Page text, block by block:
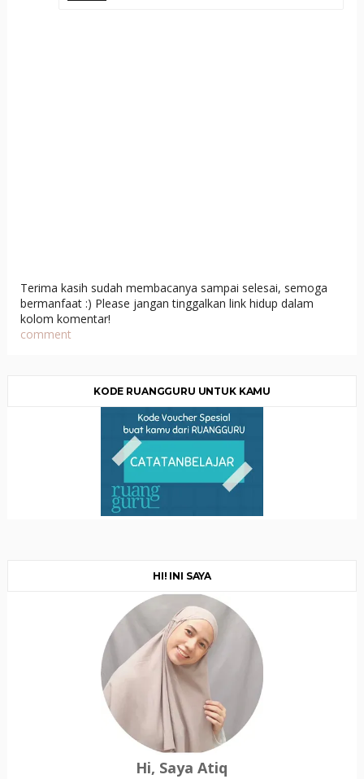
Terima kasih sudah membacanya sampai selesai, semoga
bermanfaat :) Please jangan tinggalkan link hidup dalam
kolom komentar!
comment
KODE RUANGGURU UNTUK KAMU
HI! INI SAYA
Hi, Saya Atiq